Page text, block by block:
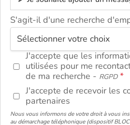
S'agit-il d'une recherche
J'accepte que les
utilisées pour me
de ma recherche - RGPD
J'accepte de recevoir les
partenaires
Nous vous informons de votre droit à vous
au démarchage téléphonique (dispositif
ou